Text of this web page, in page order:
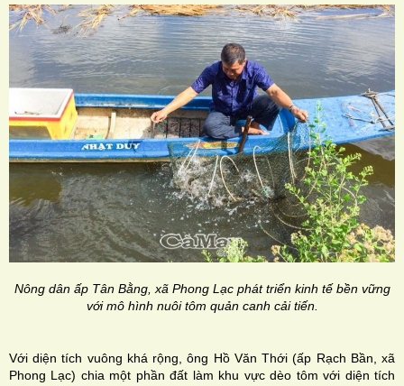
Nông dân ấp Tân Bằng, xã Phong Lạc phát triển kinh tế bền vững
với mô hình nuôi tôm quản canh cải tiến.
Với diện tích vuông khá rộng, ông Hồ Văn Thới (ấp Rạch Bần, xã
Phong Lạc) chia một phần đất làm khu vực dèo tôm với diện tích